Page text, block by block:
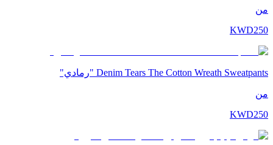
من
KWD250
Denim Tears The Cotton Wreath Sweatpants "رمادي"
من
KWD250